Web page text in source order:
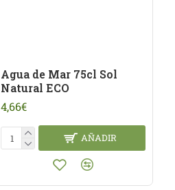
Agua de Mar 75cl Sol
Natural ECO
4,66€
AÑADIR